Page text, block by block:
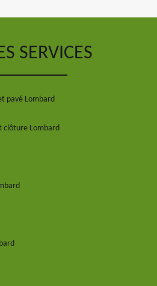
SERVICES
pavé Lombard
clôture Lombard